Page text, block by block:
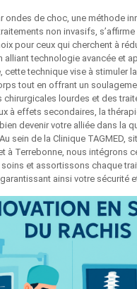
ondes de choc, une méthode
non invasifs,
pour ceux qui cherchent à
alliant technologie avancée et
cette technique vise à stimuler
tout en offrant un
chirurgicales lourdes et des
à effets secondaires, la
devenir votre alliée dans la
sein de la Clinique TAGMED,
à Terrebonne, nous intégrons
et assortissons chaque
ainsi votre sécurité